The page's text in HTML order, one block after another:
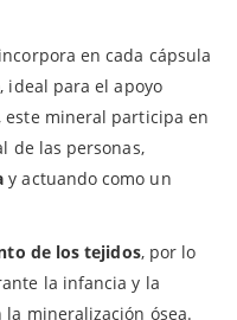
en cada cápsula
ideal para el apoyo
este mineral participa en
de las personas,
y actuando como un
de los tejidos, por lo
la infancia y la
mineralización ósea.